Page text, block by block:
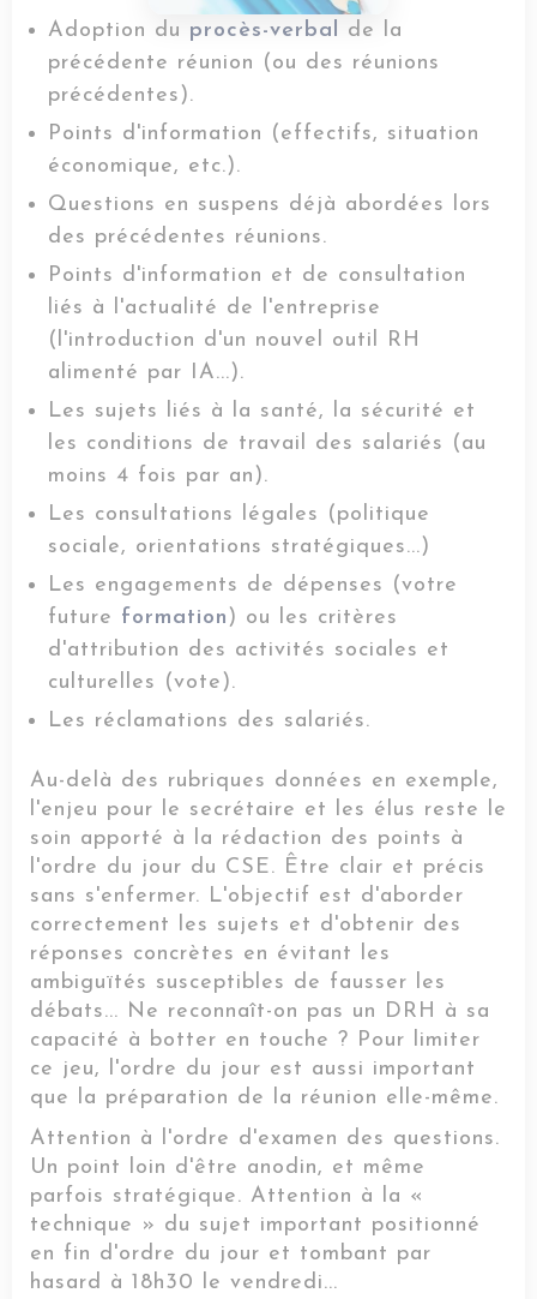
Adoption du procès-verbal de la
précédente réunion (ou des réunions
précédentes).
Points d'information (effectifs, situation
économique, etc.).
Questions en suspens déjà abordées lors
des précédentes réunions.
Points d'information et de consultation
liés à l'actualité de l'entreprise
(l'introduction d'un nouvel outil RH
alimenté par IA...).
Les sujets liés à la santé, la sécurité et
les conditions de travail des salariés (au
moins 4 fois par an).
Les consultations légales (politique
sociale, orientations stratégiques...)
Les engagements de dépenses (votre
future formation ) ou les critères
d'attribution des activités sociales et
culturelles (vote).
Les réclamations des salariés.
Au-delà des rubriques données en exemple,
l'enjeu pour le secrétaire et les élus reste le
soin apporté à la rédaction des points à
l'ordre du jour du CSE. Être clair et précis
sans s'enfermer. L'objectif est d'aborder
correctement les sujets et d'obtenir des
réponses concrètes en évitant les
ambiguïtés susceptibles de fausser les
débats... Ne reconnaît-on pas un DRH à sa
capacité à botter en touche ? Pour limiter
ce jeu, l'ordre du jour est aussi important
que la préparation de la réunion elle-même.
Attention à l'ordre d'examen des questions.
Un point loin d'être anodin, et même
parfois stratégique. Attention à la «
technique » du sujet important positionné
en fin d'ordre du jour et tombant par
hasard à 18h30 le vendredi...